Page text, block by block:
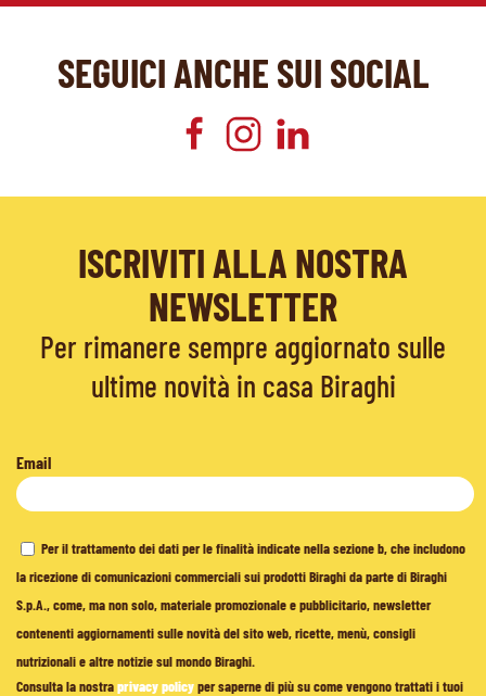
SEGUICI ANCHE SUI SOCIAL
ISCRIVITI ALLA NOSTRA
NEWSLETTER
Per rimanere sempre aggiornato sulle
ultime novità in casa Biraghi
Email
Per il trattamento dei dati per le finalità indicate nella sezione b, che includono
la ricezione di comunicazioni commerciali sui prodotti Biraghi da parte di Biraghi
S.p.A., come, ma non solo, materiale promozionale e pubblicitario, newsletter
contenenti aggiornamenti sulle novità del sito web, ricette, menù, consigli
nutrizionali e altre notizie sul mondo Biraghi.
Consulta la nostraprivacy policyper saperne di più su come vengono trattati i tuoi